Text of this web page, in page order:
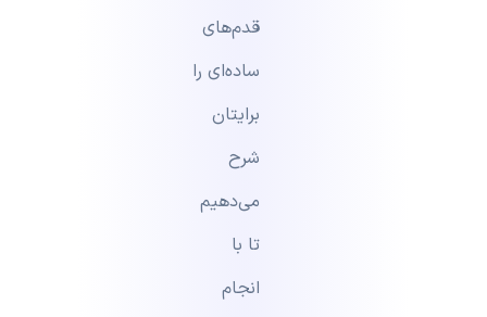
قدم‌های
ساده‌ای را
برایتان
شرح
می‌دهیم
تا با
انجام